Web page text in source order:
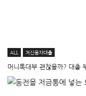
ALL 저신용자대출
머니톡대부 괜찮을까? 대출